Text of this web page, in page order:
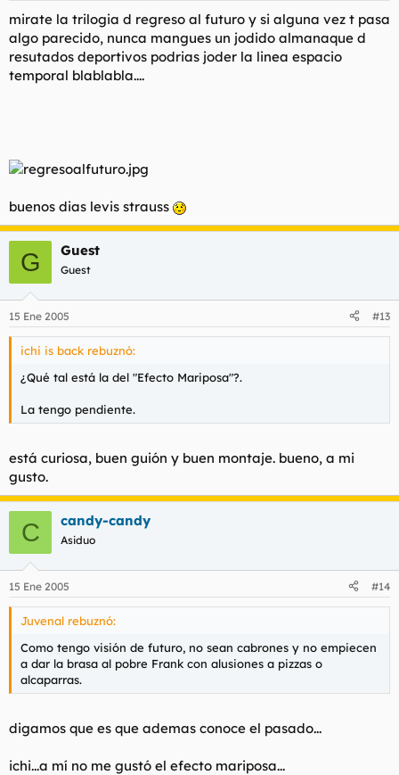
mirate la trilogia d regreso al futuro y si alguna vez t pasa
algo parecido, nunca mangues un jodido almanaque d
resutados deportivos podrias joder la linea espacio
temporal blablabla....
buenos dias levis strauss
G Guest
Guest
15 Ene 2005 #13
ichi is back rebuznó:
¿Qué tal está la del "Efecto Mariposa"?.
La tengo pendiente.
está curiosa, buen guión y buen montaje. bueno, a mi
gusto.
C candy-candy
Asiduo
15 Ene 2005 #14
Juvenal rebuznó:
Como tengo visión de futuro, no sean cabrones y no empiecen
a dar la brasa al pobre Frank con alusiones a pizzas o
alcaparras.
digamos que es que ademas conoce el pasado...
ichi...a mí no me gustó el efecto mariposa...